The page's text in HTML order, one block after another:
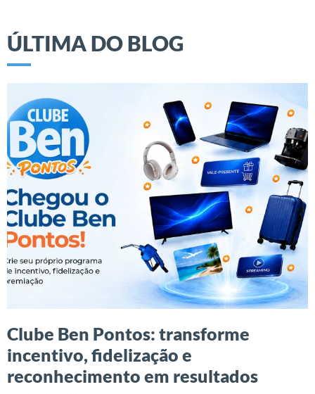
ÚLTIMA DO BLOG
Clube Ben Pontos: transforme
incentivo, fidelização e
reconhecimento em resultados